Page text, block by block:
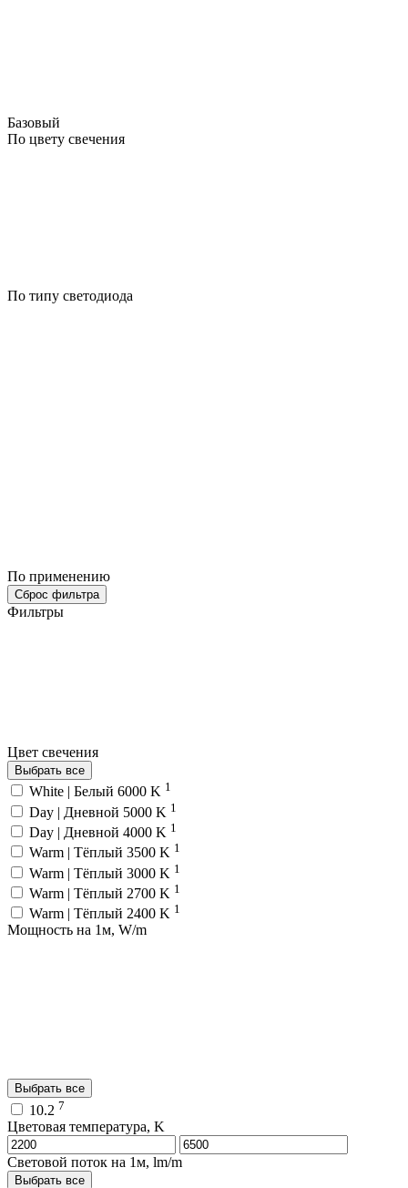
Базовый
По цвету свечения
По типу светодиода
По применению
Сброс фильтра
Фильтры
Цвет свечения
Выбрать все
White | Белый 6000 K 1
Day | Дневной 5000 K 1
Day | Дневной 4000 K 1
Warm | Тёплый 3500 K 1
Warm | Тёплый 3000 K 1
Warm | Тёплый 2700 K 1
Warm | Тёплый 2400 K 1
Мощность на 1м, W/m
Выбрать все
10.2 7
Цветовая температура, K
Световой поток на 1м, lm/m
Выбрать все